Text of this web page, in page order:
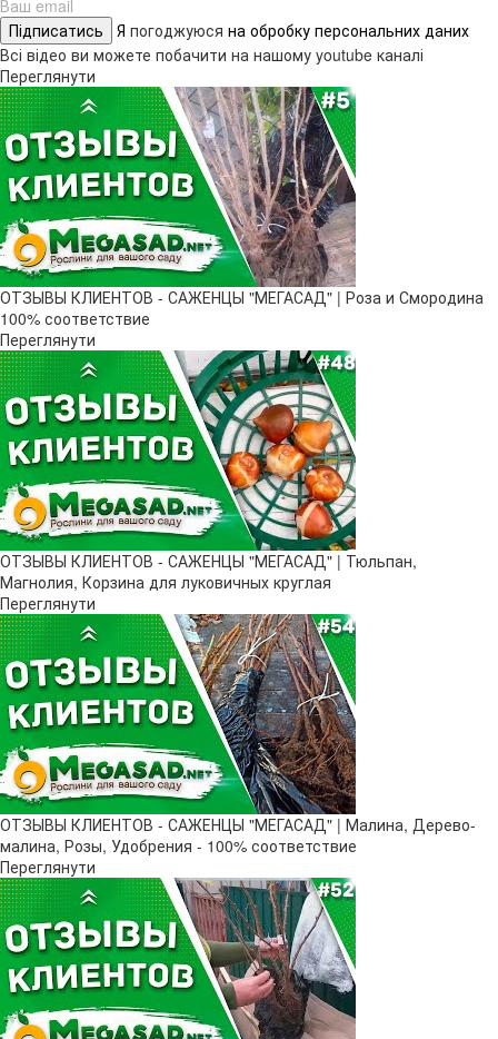
Підписатись Я погоджуюся на обробку персональних даних
Всі відео ви можете побачити на нашому youtube каналі
Переглянути
ОТЗЫВЫ КЛИЕНТОВ - САЖЕНЦЫ "МЕГАСАД" | Роза и Смородина
100% соответствие
Переглянути
ОТЗЫВЫ КЛИЕНТОВ - САЖЕНЦЫ "МЕГАСАД" | Тюльпан,
Магнолия, Корзина для луковичных круглая
Переглянути
ОТЗЫВЫ КЛИЕНТОВ - САЖЕНЦЫ "МЕГАСАД" | Малина, Дерево-
малина, Розы, Удобрения - 100% соответствие
Переглянути